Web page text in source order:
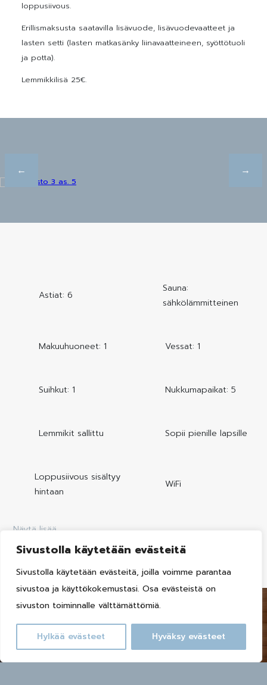
Sivustolla käytetään evästeitä
Sivustolla käytetään evästeitä, joilla voimme parantaa
sivustoa ja käyttökokemustasi. Osa evästeistä on
sivuston toiminnalle välttämättömiä.
Hylkää evästeet Hyväksy evästeet
loppusiivous.
Erillismaksusta saatavilla lisävuode, lisävuodevaatteet ja
lasten setti (lasten matkasänky liinavaatteineen, syöttötuoli
ja potta).
Lemmikkilisä 25€.
Astiat: 6
Sauna:
sähkölämmitteinen
Makuuhuoneet: 1 Vessat: 1
Suihkut: 1 Nukkumapaikat: 5
Lemmikit sallittu Sopii pienille lapsille
Loppusiivous sisältyy
hintaan
WiFi
Näytä lisää
Varaa huvila